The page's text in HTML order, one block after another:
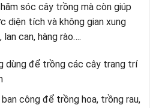
sóc cây trồng mà còn giúp
diện tích và không gian xung
lan can, hàng rào….
dùng để trồng các cây trang trí
công để trồng hoa, trồng rau,